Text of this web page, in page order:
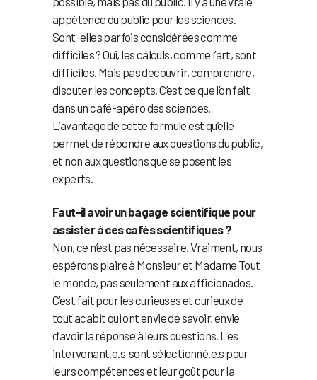
appétence du public pour les sciences.
Sont-elles parfois considérées comme
difficiles ? Oui, les calculs, comme l’art, sont
difficiles. Mais pas découvrir, comprendre,
discuter les concepts. C’est ce que l’on fait
dans un café-apéro des sciences.
L’avantage de cette formule est qu’elle
permet de répondre aux questions du public,
et non aux questions que se posent les
experts.
Faut-il avoir un bagage scientifique pour
assister à ces cafés scientifiques ?
Non, ce n’est pas nécessaire. Vraiment, nous
espérons plaire à Monsieur et Madame Tout
le monde, pas seulement aux afficionados.
C’est fait pour les curieuses et curieux de
tout acabit qui ont envie de savoir, envie
d’avoir la réponse à leurs questions. Les
intervenant.e.s sont sélectionné.e.s pour
leurs compétences et leur goût pour la